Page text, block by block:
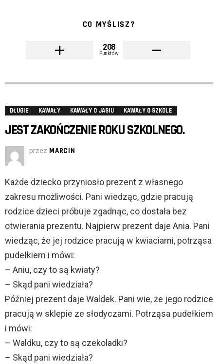
CO MYŚLISZ?
208
Punktów
DŁUGIE KAWAŁY KAWAŁY O JASIU KAWAŁY O SZKOLE
JEST ZAKOŃCZENIE ROKU SZKOLNEGO.
przez MARCIN
Każde dziecko przyniosło prezent z własnego
zakresu możliwości. Pani wiedząc, gdzie pracują
rodzice dzieci próbuje zgadnąc, co dostała bez
otwierania prezentu. Najpierw prezent daje Ania. Pani
wiedząc, że jej rodzice pracują w kwiaciarni, potrząsa
pudełkiem i mówi:
– Aniu, czy to są kwiaty?
– Skąd pani wiedziała?
Później prezent daje Waldek. Pani wie, że jego rodzice
pracują w sklepie ze słodyczami. Potrząsa pudełkiem
i mówi:
– Waldku, czy to są czekoladki?
– Skąd pani wiedziała?